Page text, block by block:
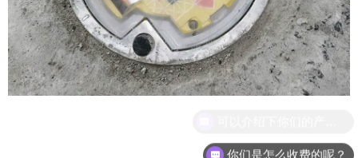
你们是怎么收费的呢？